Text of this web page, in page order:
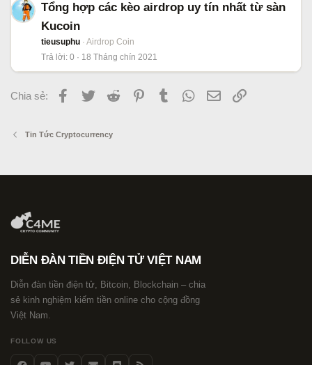
Tổng hợp các kèo airdrop uy tín nhất từ sàn
Kucoin
tieusuphu
Airdrop Coin
Trả lời 0 18 Tháng chín 2021
Chia sẻ: Facebook
Twitter Reddit PinterestTumblr WhatsApp
Email
Tin Tức Cryptocurrency
DIỄN ĐÀN TIỀN ĐIỆN TỬ VIỆT NAM
Diễn đàn tiền điện tử, Bitcoin, Blockchain – chia
sẻ kinh nghiệm kiếm tiền online cho cộng đồng
Việt Nam.
FOLLOW US